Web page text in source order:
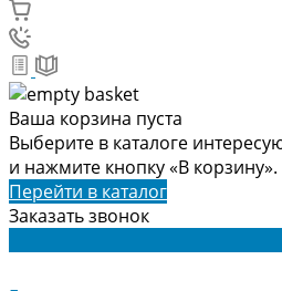
Ваша корзина пуста
Выберите в каталоге
и нажмите кнопку «В корзину».
Перейти в каталог
Заказать звонок